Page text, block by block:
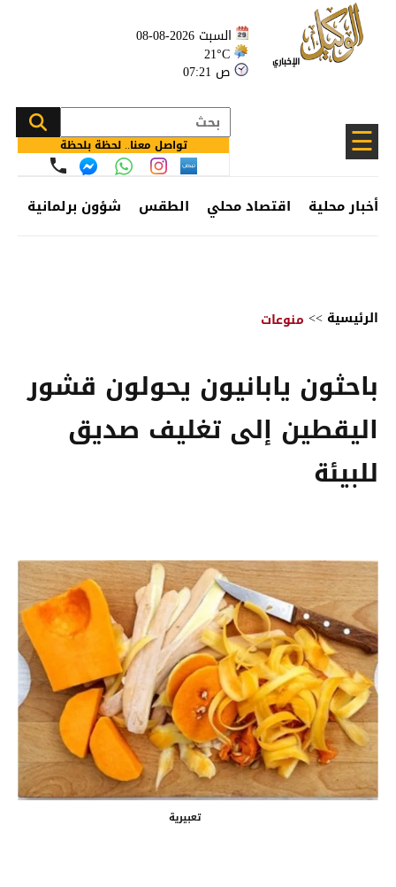
السبت 2026-08-08
21°C
07:21 ص
☰ تواصل معنا.. لحظة بلحظة
أخبار محلية اقتصاد محلي الطقس شؤون برلمانية
الرئيسية >> منوعات
باحثون يابانيون يحولون قشور
اليقطين إلى تغليف صديق
للبيئة
تعبيرية